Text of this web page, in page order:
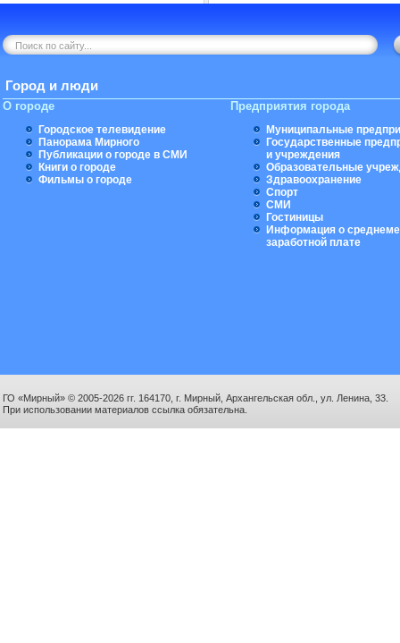
Город и люди
О городе
Городское телевидение
Панорама Мирного
Публикации о городе в СМИ
Книги о городе
Фильмы о городе
Предприятия города
Муниципальные
Государственные
и учреждения
Образовательные
Здравоохранение
Спорт
СМИ
Гостиницы
Информация о
заработной плате
ГО «Мирный» © 2005-2026 гг. 164170, г. Мирный, Архангельская обл., ул. Ленина, 33.
При использовании материалов ссылка обязательна.